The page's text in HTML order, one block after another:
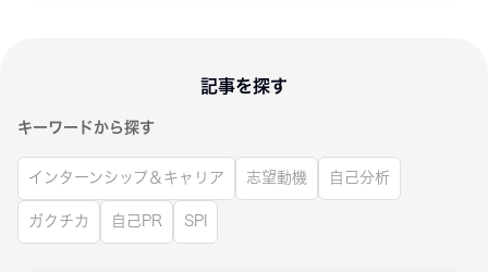
記事を探す
キーワードから探す
インターンシップ＆キャリア 志望動機 自己分析
ガクチカ 自己PR SPI